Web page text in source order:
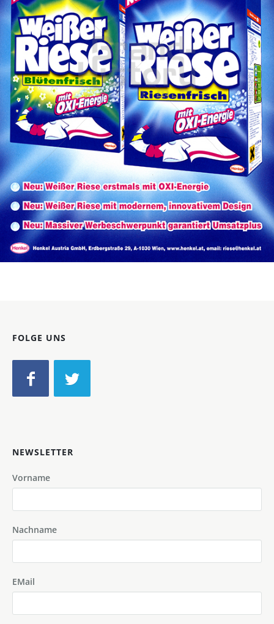
Weisser Riese
Henkel Central Eastern Europe GmbH
2004
Bild-ID: 30573
FOLGE UNS
NEWSLETTER
Vorname
Nachname
EMail